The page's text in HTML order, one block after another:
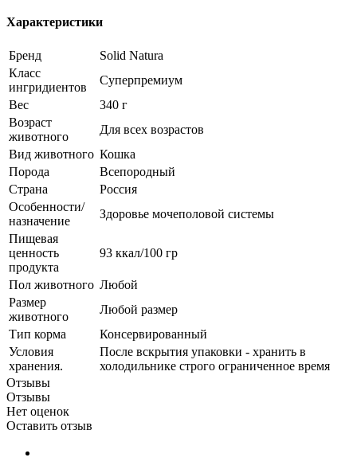
Характеристики
Бренд
Solid Natura
Класс
ингридиентов
Суперпремиум
Вес
340 г
Возраст
животного
Для всех возрастов
Вид животного Кошка
Порода
Всепородный
Страна
Россия
Особенности/
назначение
Здоровье мочеполовой системы
Пищевая
ценность
продукта
93 ккал/100 гр
Пол животного Любой
Размер
животного
Любой размер
Тип корма
Консервированный
Условия
хранения.
После вскрытия упаковки - хранить в
холодильнике строго ограниченное время
Отзывы
Отзывы
Нет оценок
Оставить отзыв